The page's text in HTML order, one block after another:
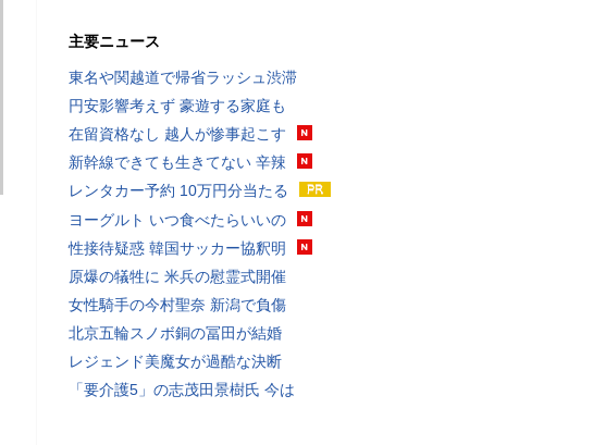
主要ニュース
東名や関越道で帰省ラッシュ渋滞
円安影響考えず 豪遊する家庭も
在留資格なし 越人が惨事起こす
新幹線できても生きてない 辛辣
レンタカー予約 10万円分当たる
ヨーグルト いつ食べたらいいの
性接待疑惑 韓国サッカー協釈明
原爆の犠牲に 米兵の慰霊式開催
女性騎手の今村聖奈 新潟で負傷
北京五輪スノボ銅の冨田が結婚
レジェンド美魔女が過酷な決断
「要介護5」の志茂田景樹氏 今は